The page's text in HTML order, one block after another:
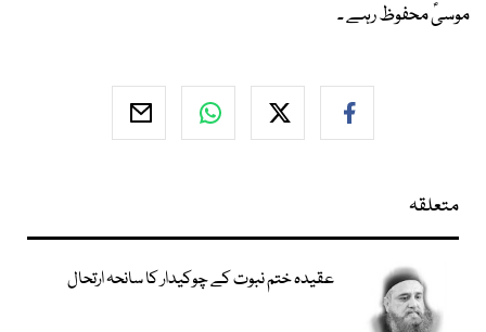
موسیؑ محفوظ رہے ۔
متعلقہ
عقیدہ ختم نبوت کے چوکیدار کا سانحہ ارتحال